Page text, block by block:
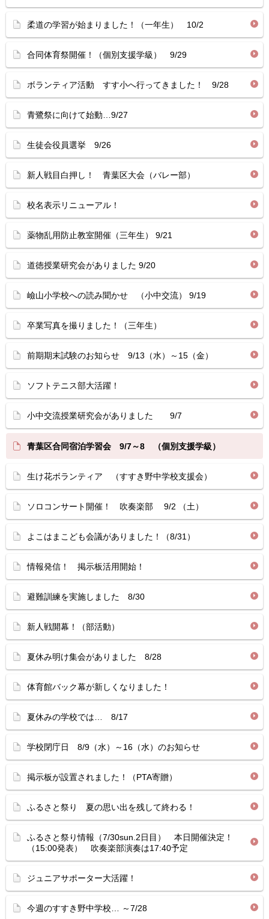
柔道の学習が始まりました！（一年生） 10/2
合同体育祭開催！（個別支援学級） 9/29
ボランティア活動 すす小へ行ってきました！ 9/28
青鷺祭に向けて始動…9/27
生徒会役員選挙 9/26
新人戦目白押し！ 青葉区大会（バレー部）
校名表示リニューアル！
薬物乱用防止教室開催（三年生） 9/21
道徳授業研究会がありました 9/20
嶮山小学校への読み聞かせ （小中交流） 9/19
卒業写真を撮りました！（三年生）
前期期末試験のお知らせ 9/13（水）～15（金）
ソフトテニス部大活躍！
小中交流授業研究会がありました 9/7
青葉区合同宿泊学習会 9/7～8 （個別支援学級）
生け花ボランティア （すすき野中学校支援会）
ソロコンサート開催！ 吹奏楽部 9/2 （土）
よこはまこども会議がありました！（8/31）
情報発信！ 掲示板活用開始！
避難訓練を実施しました 8/30
新人戦開幕！（部活動）
夏休み明け集会がありました 8/28
体育館バック幕が新しくなりました！
夏休みの学校では… 8/17
学校閉庁日 8/9（水）～16（水）のお知らせ
掲示板が設置されました！（PTA寄贈）
ふるさと祭り 夏の思い出を残して終わる！
ふるさと祭り情報（7/30sun.2日目） 本日開催決定！
（15:00発表） 吹奏楽部演奏は17:40予定
ジュニアサポーター大活躍！
今週のすすき野中学校… ～7/28